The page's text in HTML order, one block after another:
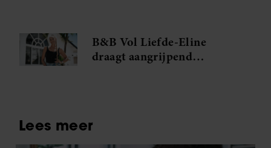
B&B Vol Liefde-Eline
draagt aangrijpend